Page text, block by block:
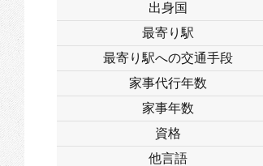
出身国
最寄り駅
最寄り駅への交通手段
家事代行年数
家事年数
資格
他言語